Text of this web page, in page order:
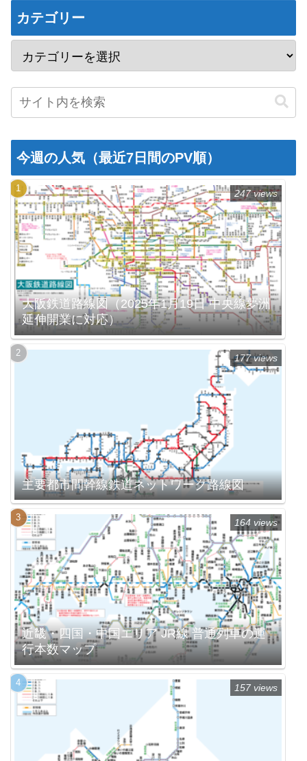
カテゴリー
今週の人気（最近7日間のPV順）
大阪鉄道路線図（2025年1月19日 中央線夢洲
延伸開業に対応）
247 views
主要都市間幹線鉄道ネットワーク路線図
177 views
近畿・四国・中国エリア JR線 普通列車の運
行本数マップ
164 views
157 views